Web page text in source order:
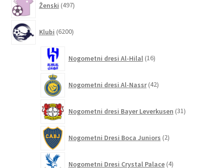
Ženski 497izdelkov
Klubi 6200izdelkov
Nogometni dresi Al-Hilal 16izdelkov
Nogometni dresi Al-Nassr 42izdelkov
Nogometni dresi Bayer Leverkusen 31izdelkov
Nogometni Dresi Boca Juniors 2izdelka
Nogometni Dresi Crystal Palace 4